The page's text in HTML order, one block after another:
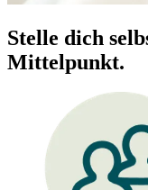
Stelle dich
Mittelpunkt.